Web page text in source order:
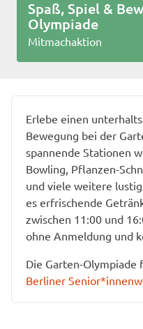
Spaß, Spiel &
Olympiade
Mitmachaktion
Erlebe einen
Bewegung bei der
spannende Stationen
Bowling, Pflanzen-
und viele weitere
es erfrischende
zwischen 11:00 und
ohne Anmeldung und
Die Garten-Olympiade
Berliner